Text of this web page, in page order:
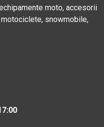
moto, accesorii
snowmobile,